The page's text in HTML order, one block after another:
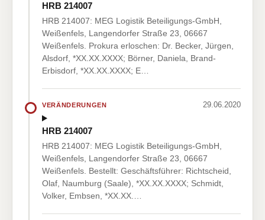
HRB 214007
HRB 214007: MEG Logistik Beteiligungs-GmbH,
Weißenfels, Langendorfer Straße 23, 06667
Weißenfels. Prokura erloschen: Dr. Becker, Jürgen,
Alsdorf, *XX.XX.XXXX; Börner, Daniela, Brand-
Erbisdorf, *XX.XX.XXXX; E…
VERÄNDERUNGEN 29.06.2020
HRB 214007
HRB 214007: MEG Logistik Beteiligungs-GmbH,
Weißenfels, Langendorfer Straße 23, 06667
Weißenfels. Bestellt: Geschäftsführer: Richtscheid,
Olaf, Naumburg (Saale), *XX.XX.XXXX; Schmidt,
Volker, Embsen, *XX.XX.…